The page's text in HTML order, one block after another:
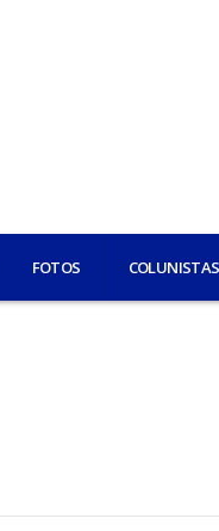
FOTOS COLUNISTAS